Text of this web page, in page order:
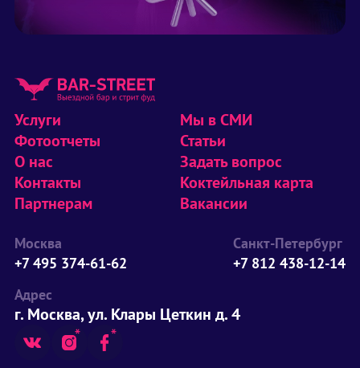
Услуги
Фотоотчеты
О нас
Контакты
Партнерам
Мы в СМИ
Статьи
Задать вопрос
Коктейльная карта
Вакансии
Москва
+7 495 374-61-62
Санкт-Петербург
+7 812 438-12-14
Адрес
г. Москва, ул. Клары Цеткин д. 4